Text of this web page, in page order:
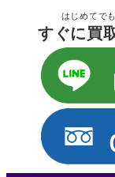
はじめてで
すぐに買